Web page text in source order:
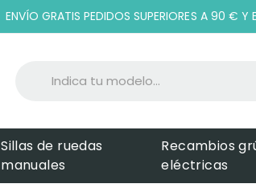
ENVÍO GRATIS PEDIDOS SUPERIORES A 90 €
Sillas de ruedas
manuales
Recambios
eléctricas